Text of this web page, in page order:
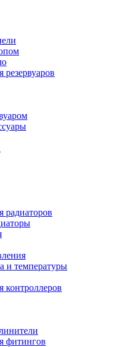
резервуаров
радиаторов
и температуры
контроллеров
фитингов